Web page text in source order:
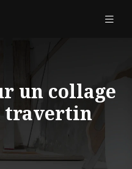
un collage
travertin